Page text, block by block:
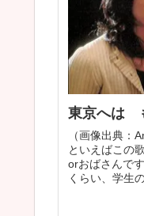
東京へは
（画像出典：
といえばこの
orおばさんで
くらい、学生